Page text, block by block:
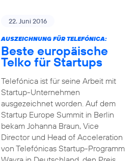
22. Juni 2016
AUSZEICHNUNG FÜR TELEFÓNICA:
Beste europäische
Telko für Startups
Telefónica ist für seine Arbeit mit
Startup-Unternehmen
ausgezeichnet worden. Auf dem
Startup Europe Summit in Berlin
bekam Johanna Braun, Vice
Director und Head of Acceleration
von Telefónicas Startup-Programm